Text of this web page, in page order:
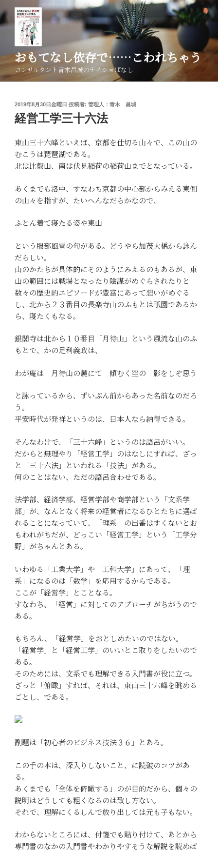
ン
テ
へ
ス
おもてなし依存で……こわれちゃう
コンサルタント青木昌城のナイショばなし
投
稿
日:
2019年8月30日金曜日 投稿者: 管理人：青木 昌城
経営工学三十六法
東山三十六峰といえば、京都を仕切る山々で、この山の
むこうは琵琶湖である。
北は比叡山、南は伏見稲荷の稲荷山までとなっている。
あくまでも洛中、すなわち京都の中心部からみえる東側
の山々を指すが、たいへんなだらかなので、
ふとん着て寝たる姿や東山
という服部風雪の句がある。どうやら加茂大橋から詠ん
だらしい。
山のかたちが具体的にそのようにみえるのもあるが、東
山の範囲には戦場となったり陰謀がめぐらされたりと
数々の歴史的エピソードが豊富にあって想いがめぐる
し、北から２３番目の長楽寺山のふもとは祇園であるか
ら、寝たくもなる。
銀閣寺は北から１０番目「月待山」という風流な山のふ
もとで、かの足利義政は、
わが庵は 月待山の麓にて 傾むく空の 影をしぞ思う
と詠っているから、ずいぶん前からあった名前なのだろ
う。
平安時代が発祥というのは、日本人なら納得できる。
そんなわけで、「三十六峰」というのは語呂がいい。
だからと無理やり「経営工学」のはなしにすれば、ざっ
と「三十六法」といわれる「技法」がある。
何のことはない、ただの語呂合わせである。
法学部、経済学部、経営学部や商学部という「文系学
部」が、なんとなく将来の経営者になるひとたちに選ば
れることになっていて、「理系」の出番はすくないとお
もわれがちだが、どっこい「経営工学」という「工学分
野」がちゃんとある。
いわゆる「工業大学」や「工科大学」にあって、「理
系」になるのは「数学」を応用するからである。
ここが「経営学」とことなる。
すなわち、「経営」に対してのアプローチがちがうので
ある。
もちろん、「経営学」をおとしめたいのではない。
「経営学」と「経営工学」のいいとこ取りをしたいので
ある。
そのためには、文系でも理解できる入門書が役に立つ。
ざっと「俯瞰」すれば、それは、東山三十六峰を眺める
ごとし、である。
副題は「初心者のビジネス技法３６」とある。
この手の本は、深入りしないこと、に読破のコツがあ
る。
あくまでも「全体を俯瞰する」のが目的だから、個々の
説明はどうしても粗くなるのは致し方ない。
それで、理解にくるしんで放り出しては元も子もない。
わからないところには、付箋でも貼り付けて、あとから
専門書のなかの入門書やわかりやすそうな解説を読めば